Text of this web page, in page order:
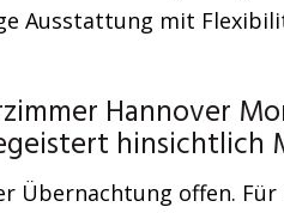
Ausstattung mit
Hannover
hinsichtlich
Übernachtung offen.